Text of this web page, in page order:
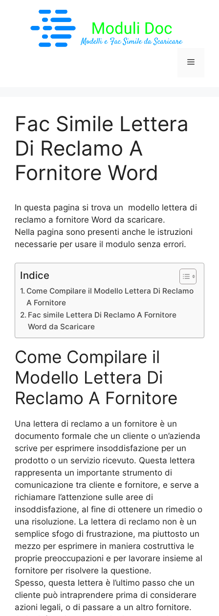
contenuto
Menu
Fac Simile Lettera
Di Reclamo A
Fornitore Word
In questa pagina si trova un modello lettera di
reclamo a fornitore Word da scaricare.
Nella pagina sono presenti anche le istruzioni
necessarie per usare il modulo senza errori.
Indice
Come Compilare il Modello Lettera Di Reclamo
A Fornitore
Fac simile Lettera Di Reclamo A Fornitore
Word da Scaricare
Come Compilare il
Modello Lettera Di
Reclamo A Fornitore
Una lettera di reclamo a un fornitore è un
documento formale che un cliente o un’azienda
scrive per esprimere insoddisfazione per un
prodotto o un servizio ricevuto. Questa lettera
rappresenta un importante strumento di
comunicazione tra cliente e fornitore, e serve a
richiamare l’attenzione sulle aree di
insoddisfazione, al fine di ottenere un rimedio o
una risoluzione. La lettera di reclamo non è un
semplice sfogo di frustrazione, ma piuttosto un
mezzo per esprimere in maniera costruttiva le
proprie preoccupazioni e per lavorare insieme al
fornitore per risolvere la questione.
Spesso, questa lettera è l’ultimo passo che un
cliente può intraprendere prima di considerare
azioni legali, o di passare a un altro fornitore.